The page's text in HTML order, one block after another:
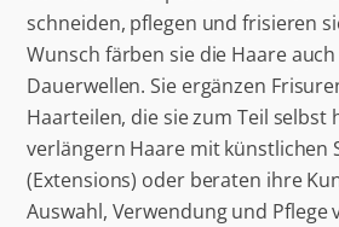
schneiden, pflegen und frisieren
Wunsch färben sie die Haare
Dauerwellen. Sie ergänzen
Haarteilen, die sie zum Teil selbst
verlängern Haare mit künstlichen
(Extensions) oder beraten ihre
Auswahl, Verwendung und Pflege